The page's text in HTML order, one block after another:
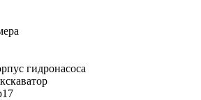
гидронасоса